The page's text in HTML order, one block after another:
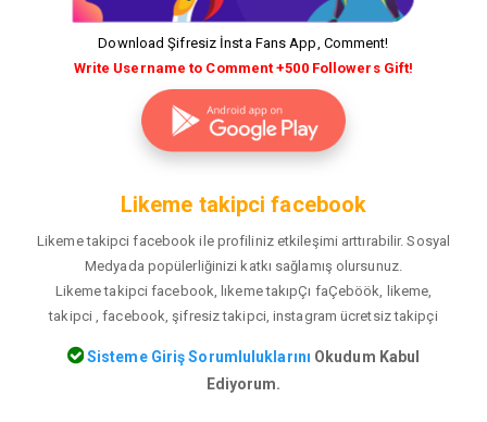
Download Şifresiz İnsta Fans App, Comment!
Write Username to Comment +500 Followers Gift!
Likeme takipci facebook
Likeme takipci facebook ile profiliniz etkileşimi arttırabilir. Sosyal
Medyada popülerliğinizi katkı sağlamış olursunuz.
Likeme takipci facebook, lıkeme takıpÇı faÇeböök, likeme,
takipci , facebook, şifresiz takipci, instagram ücretsiz takipçi
Sisteme Giriş Sorumluluklarını Okudum Kabul
Ediyorum.